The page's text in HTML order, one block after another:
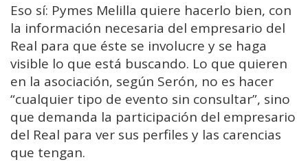
Eso sí: Pymes Melilla quiere hacerlo bien, con
la información necesaria del empresario del
Real para que éste se involucre y se haga
visible lo que está buscando. Lo que quieren
en la asociación, según Serón, no es hacer
“cualquier tipo de evento sin consultar”, sino
que demanda la participación del empresario
del Real para ver sus perfiles y las carencias
que tengan.